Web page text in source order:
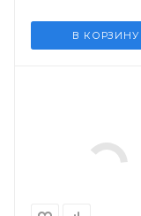
В КОРЗИНУ